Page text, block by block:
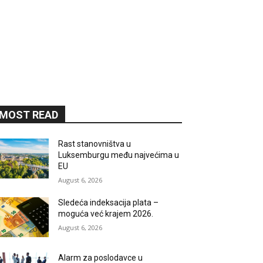
READ
Rast stanovništva u
Luksemburgu među najvećima u
EU
August 6, 2026
Sledeća indeksacija plata –
moguća već krajem 2026.
August 6, 2026
Alarm za poslodavce u